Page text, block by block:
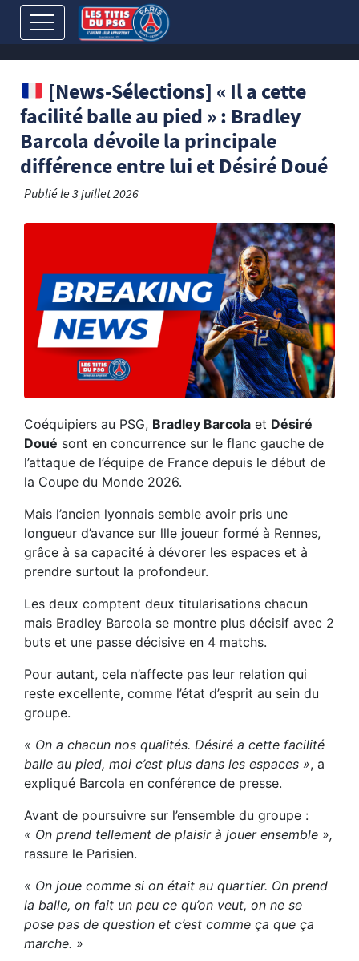
[News-Sélections] « Il a cette
facilité balle au pied » : Bradley
Barcola dévoile la principale
différence entre lui et Désiré Doué
Publié le3 juillet 2026
Coéquipiers au PSG, Bradley Barcola et Désiré
Doué sont en concurrence sur le flanc gauche de
l’attaque de l’équipe de France depuis le début de
la Coupe du Monde 2026.
Mais l’ancien lyonnais semble avoir pris une
longueur d’avance sur llle joueur formé à Rennes,
grâce à sa capacité à dévorer les espaces et à
prendre surtout la profondeur.
Les deux comptent deux titularisations chacun
mais Bradley Barcola se montre plus décisif avec 2
buts et une passe décisive en 4 matchs.
Pour autant, cela n’affecte pas leur relation qui
reste excellente, comme l’état d’esprit au sein du
groupe.
« On a chacun nos qualités. Désiré a cette facilité
balle au pied, moi c’est plus dans les espaces », a
expliqué Barcola en conférence de presse.
Avant de poursuivre sur l’ensemble du groupe :
« On prend tellement de plaisir à jouer ensemble »,
rassure le Parisien.
« On joue comme si on était au quartier. On prend
la balle, on fait un peu ce qu’on veut, on ne se
pose pas de question et c’est comme ça que ça
marche. »